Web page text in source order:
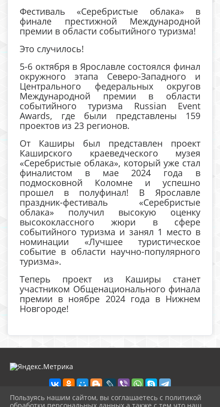
Фестиваль «Серебристые облака» в
финале престижной Международной
премии в области событийного туризма!
Это случилось!
5-6 октября в Ярославле состоялся финал
окружного этапа Северо-Западного и
Центрального федеральных округов
Международной премии в области
событийного туризма Russian Event
Awards, где были представлены 159
проектов из 23 регионов.
От Каширы был представлен проект
Каширского краеведческого музея
«Серебристые облака», который уже стал
финалистом в мае 2024 года в
подмосковной Коломне и успешно
прошел в полуфинал! В Ярославле
праздник-фестиваль «Серебристые
облака» получил высокую оценку
высококлассного жюри в сфере
событийного туризма и занял 1 место в
номинации «Лучшее туристическое
событие в области научно-популярного
туризма».
Теперь проект из Каширы станет
участником Общенационального финала
премии в ноябре 2024 года в Нижнем
Новгороде!
Пользуясь нашим сайтом, вы соглашаетесь с политикой